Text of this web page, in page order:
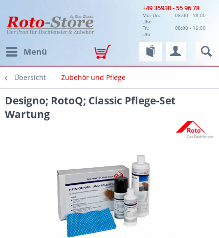
+49 35930 - 55 96 78
Mo.-Do.:
08:00 - 18:00
Uhr
Fr.:
08:00 - 16:00
Uhr
Menü
Übersicht Zubehör und Pflege
Designo; RotoQ; Classic Pflege-Set
Wartung